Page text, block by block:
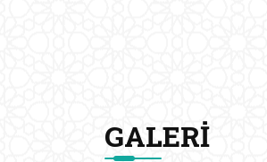
GALERI